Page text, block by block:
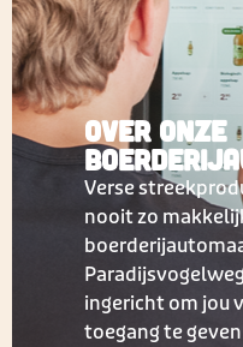
Over onze
Verse
nooit zo
ingericht om jou
toegang te